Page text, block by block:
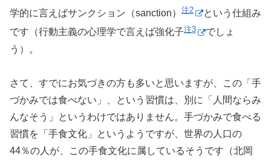
学的に言えばサンクション（sanction） 注2
という仕組み
です（行動主義の心理学で言えば強化子注3
でしょ
う）。
さて、すでにお気づきの方も多いと思いますが、この「手
づかみでは食べない」、という習慣は、別に「人間ならみ
んなそう」というわけではありません。手づかみで食べる
習慣を「手食文化」というようですが、世界の人口の
44％の人が、この手食文化に属しているそうです（北岡